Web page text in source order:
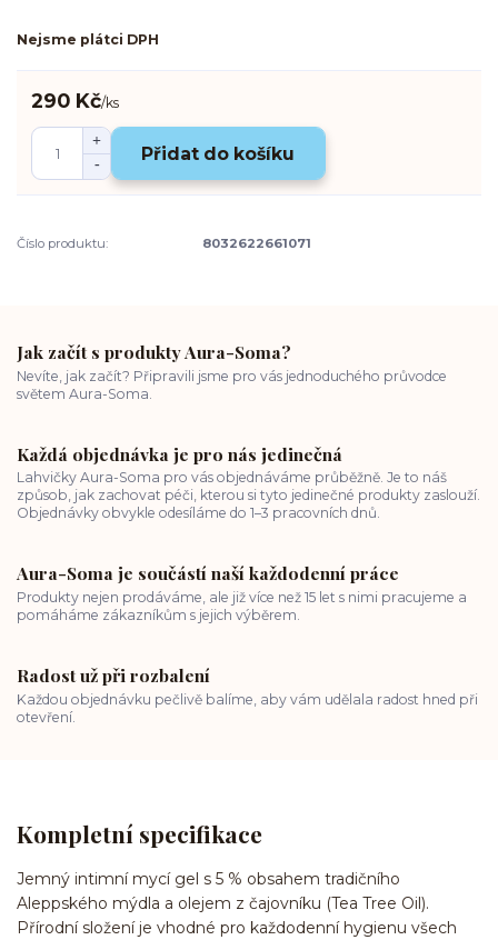
Nejsme plátci DPH
290 Kč/ks
Přidat do košíku
Číslo produktu: 8032622661071
Jak začít s produkty Aura-Soma?
Nevíte, jak začít? Připravili jsme pro vás jednoduchého průvodce
světem Aura-Soma.
Každá objednávka je pro nás jedinečná
Lahvičky Aura-Soma pro vás objednáváme průběžně. Je to náš
způsob, jak zachovat péči, kterou si tyto jedinečné produkty zaslouží.
Objednávky obvykle odesíláme do 1–3 pracovních dnů.
Aura-Soma je součástí naší každodenní práce
Produkty nejen prodáváme, ale již více než 15 let s nimi pracujeme a
pomáháme zákazníkům s jejich výběrem.
Radost už při rozbalení
Každou objednávku pečlivě balíme, aby vám udělala radost hned při
otevření.
Kompletní specifikace
Jemný intimní mycí gel s 5 % obsahem tradičního
Aleppského mýdla a olejem z čajovníku (Tea Tree Oil).
Přírodní složení je vhodné pro každodenní hygienu všech